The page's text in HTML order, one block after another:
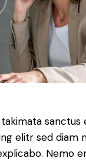
elitr sed
Nemo